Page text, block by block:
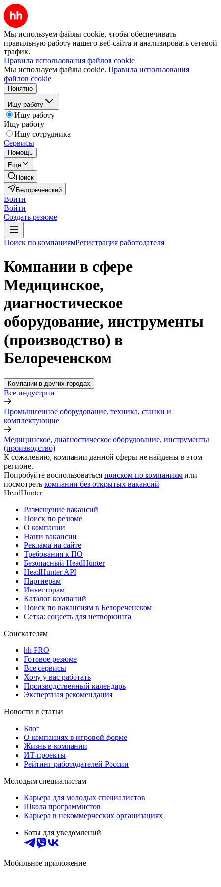
Мы используем файлы cookie, чтобы обеспечивать
правильную работу нашего веб-сайта и анализировать сетевой
трафик.
Правила использования файлов cookie
Мы используем файлы cookie. Правила использования
файлов cookie
Понятно
Ищу работу
Ищу работу
Ищу работу
Ищу сотрудника
Сервисы
Помощь
Ещё
Поиск
Белореченский
Войти
Войти
Создать резюме
Поиск по компаниямРегистрация работодателя
Компании в сфере
Медицинское,
диагностическое
оборудование, инструменты
(производство) в
Белореченском
Компании в других городах
Все индустрии
Промышленное оборудование, техника, станки и
комплектующие
Медицинское, диагностическое оборудование, инструменты
(производство)
К сожалению, компании данной сферы не найдены в этом
регионе.
Попробуйте воспользоваться поиском по компаниям или
посмотреть компании без открытых вакансий
HeadHunter
Размещение вакансий
Поиск по резюме
О компании
Наши вакансии
Реклама на сайте
Требования к ПО
Безопасный HeadHunter
HeadHunter API
Партнерам
Инвесторам
Каталог компаний
Поиск по вакансиям в Белореченском
Сетка: соцсеть для нетворкинга
Соискателям
hh PRO
Готовое резюме
Все сервисы
Хочу у вас работать
Производственный календарь
Экспертная рекомендация
Новости и статьи
Блог
О компаниях в игровой форме
Жизнь в компании
ИТ-проекты
Рейтинг работодателей России
Молодым специалистам
Карьера для молодых специалистов
Школа программистов
Карьера в некоммерческих организациях
Боты для уведомлений
Мобильное приложение